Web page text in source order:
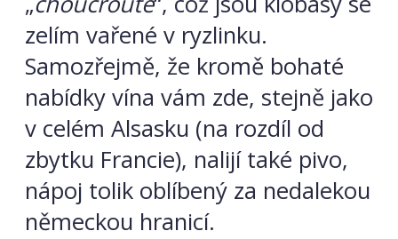
zelím vařené v ryzlinku.
Samozřejmě, že kromě bohaté
nabídky vína vám zde, stejně jako
v celém Alsasku (na rozdíl od
zbytku Francie), nalijí také pivo,
nápoj tolik oblíbený za nedalekou
německou hranicí.